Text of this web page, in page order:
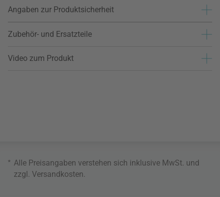
Angaben zur Produktsicherheit
Zubehör- und Ersatzteile
Video zum Produkt
* Alle Preisangaben verstehen sich inklusive MwSt. und
zzgl. Versandkosten